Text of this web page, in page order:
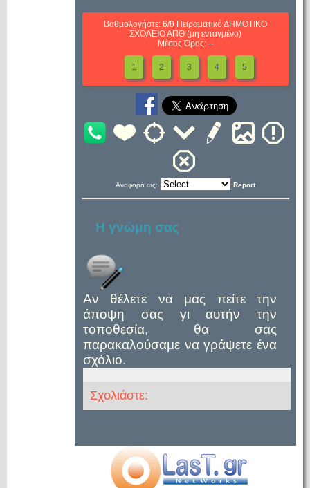
Βαθμολογήστε: 6/θ Πειραματικό ΔΗΜΟΤΙΚΟ
ΣΧΟΛΕΙΟ ΑΠΘ (μη ενταγμένο)
Μέσος Όρος: --
1 2 3 4 5
Αναφορά ως: Report
Η γνώμη σας
Αν θέλετε να μας πείτε την
άποψη σας γι αυτήν την
τοποθεσία, θα σας
παρακαλούσαμε να γράψετε ένα
σχόλιο.
Σχολιάστε: